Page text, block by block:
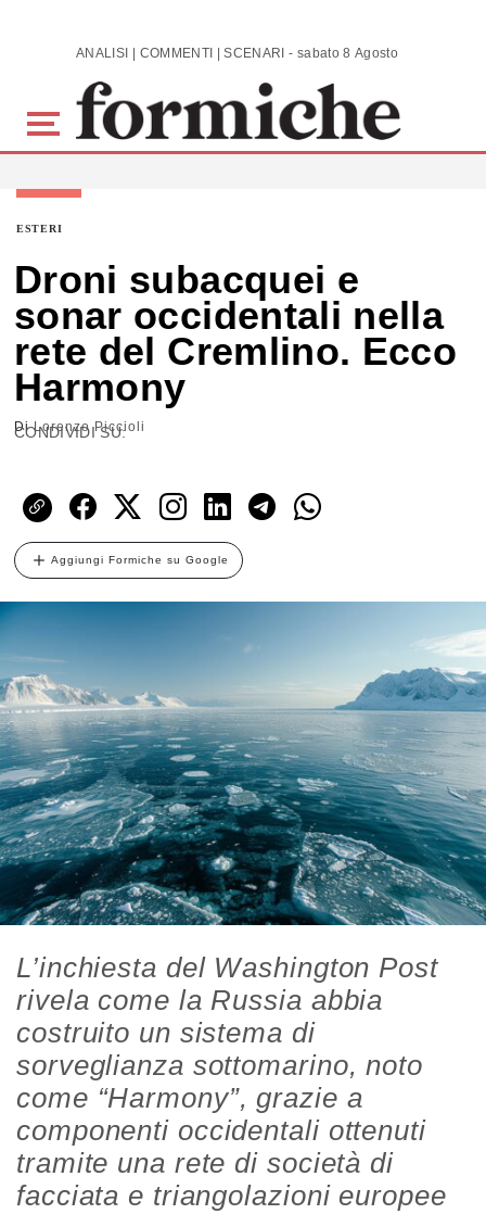
Skip to main content ANALISI | COMMENTI | SCENARI - sabato 8 Agosto 2026
ESTERI
Droni subacquei e
sonar occidentali nella
rete del Cremlino. Ecco
Harmony
DiLorenzo Piccioli
CONDIVIDI SU:
Aggiungi Formiche su Google
L’inchiesta del Washington Post
rivela come la Russia abbia
costruito un sistema di
sorveglianza sottomarino, noto
come “Harmony”, grazie a
componenti occidentali ottenuti
tramite una rete di società di
facciata e triangolazioni europee